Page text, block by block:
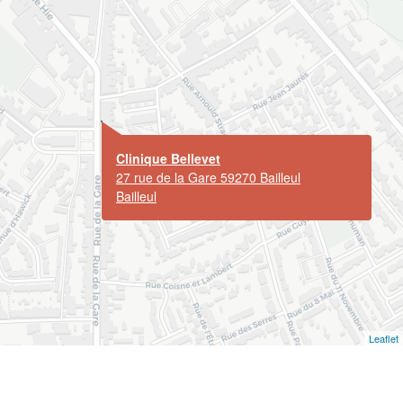
Clinique Bellevet
27 rue de la Gare 59270 Bailleul
Bailleul
Leaflet